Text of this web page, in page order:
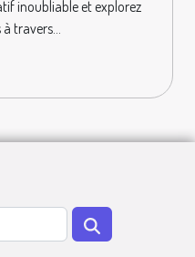
inoubliable et explorez
travers...